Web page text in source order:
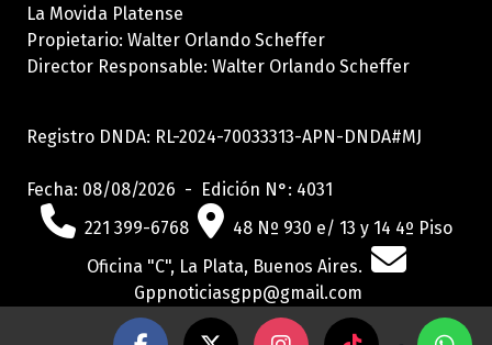
La Movida Platense
Propietario: Walter Orlando Scheffer
Director Responsable: Walter Orlando Scheffer
Registro DNDA: RL-2024-70033313-APN-DNDA#MJ
Fecha: 08/08/2026 - Edición N°: 4031
221 399-6768
48 Nº 930 e/ 13 y 14 4º Piso
Oficina "C", La Plata, Buenos Aires.
Gppnoticiasgpp@gmail.com